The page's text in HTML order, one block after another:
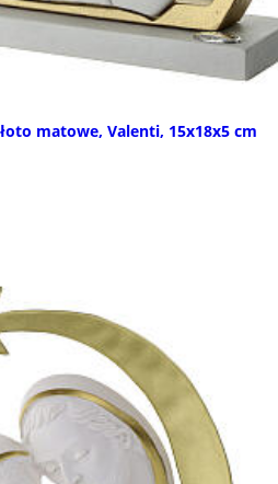
matowe, Valenti, 15x18x5 cm